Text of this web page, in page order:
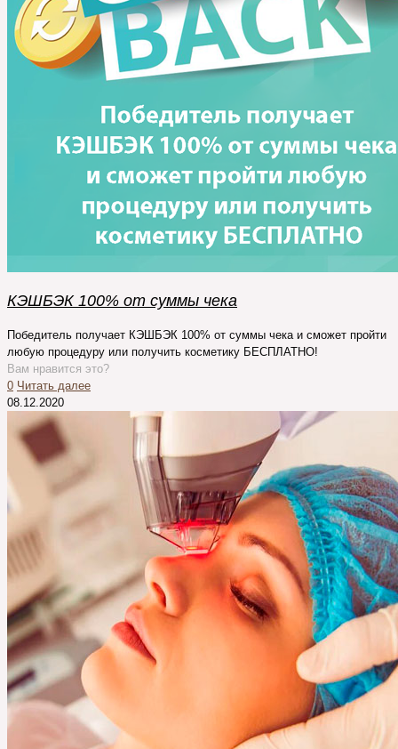
КЭШБЭК 100% от суммы чека
Победитель получает КЭШБЭК 100% от суммы чека и сможет пройти
любую процедуру или получить косметику БЕСПЛАТНО!
Вам нравится это?
0 Читать далее
08.12.2020